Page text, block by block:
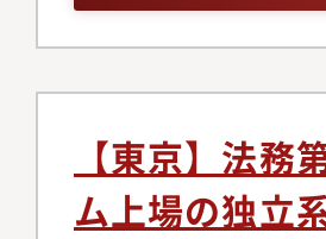
い環
て】
ny/
の視
ラブ
行④
関係
る社
ルバ
【東京】法
ム上場の独立